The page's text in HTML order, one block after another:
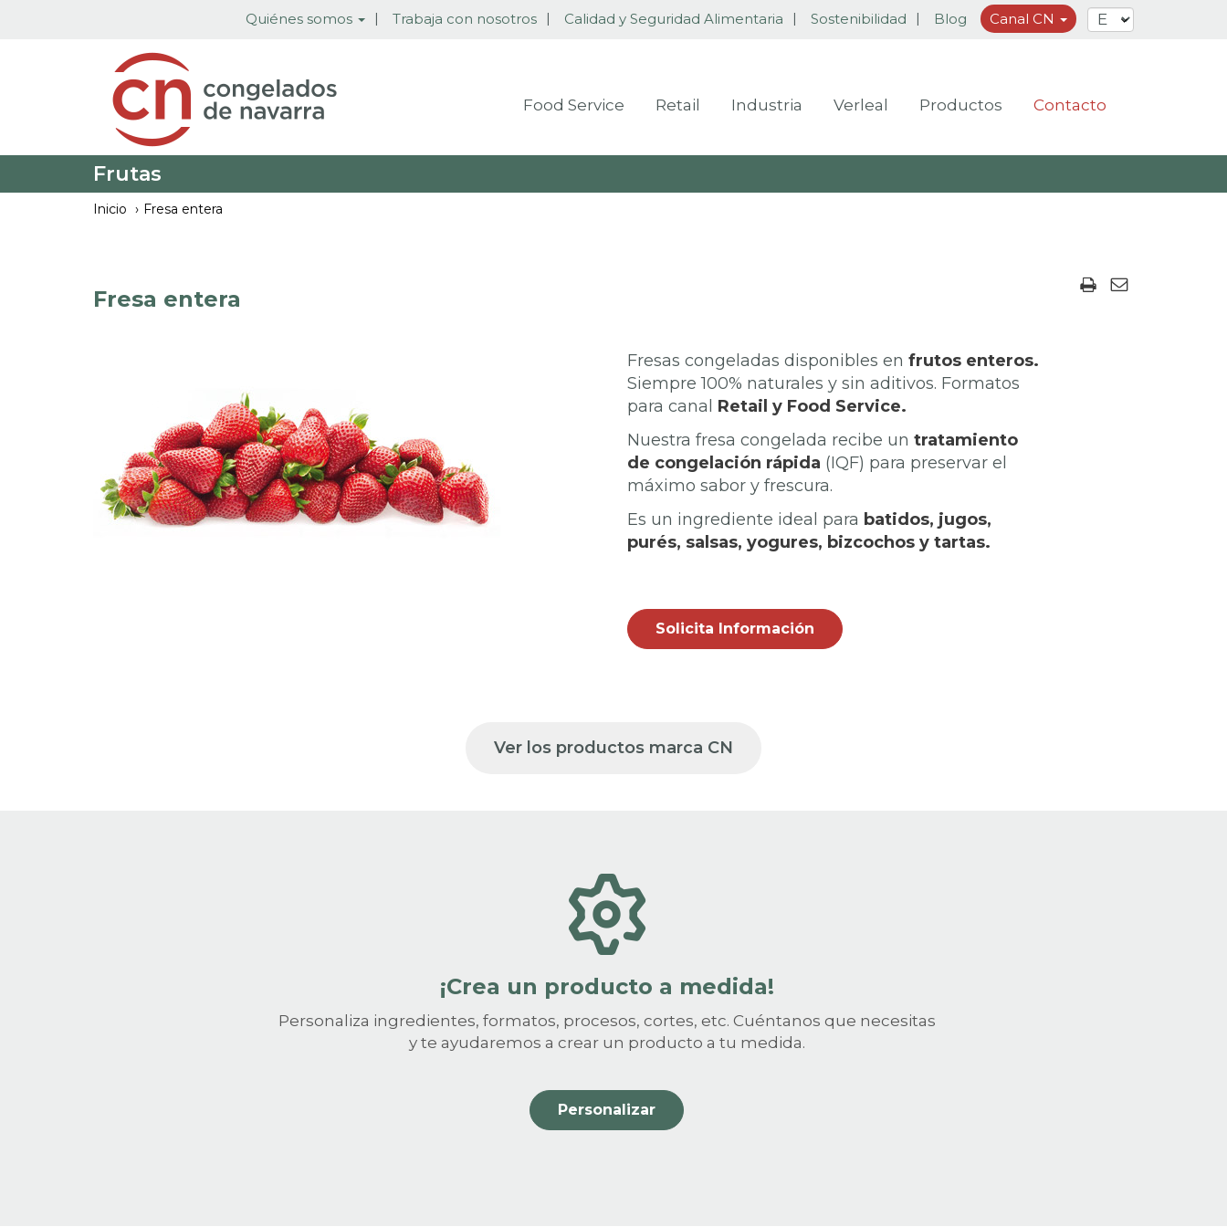
Quiénes somos Trabaja con nosotros Calidad y Seguridad Alimentaria Sostenibilidad Blog Canal CN
Food Service Retail Industria Verleal Productos Contacto
Frutas
Inicio Fresa entera
Fresa entera
Fresas congeladas disponibles en frutos enteros.
Siempre 100% naturales y sin aditivos. Formatos
para canal Retail y Food Service.
Nuestra fresa congelada recibe un tratamiento
de congelación rápida (IQF) para preservar el
máximo sabor y frescura.
Es un ingrediente ideal para batidos, jugos,
purés, salsas, yogures, bizcochos y tartas.
Solicita Información
Ver los productos marca CN
¡Crea un producto a medida!
Personaliza ingredientes, formatos, procesos, cortes, etc. Cuéntanos que necesitas
y te ayudaremos a crear un producto a tu medida.
Personalizar